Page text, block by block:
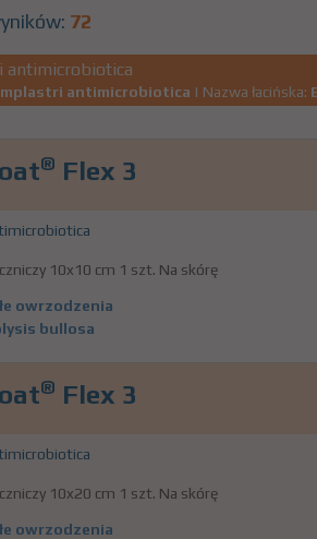
72
antimicrobiotica
antimicrobiotica | Nazwa łacińska:
® Flex 3
10x10 cm 1 szt. Na skórę
owrzodzenia
bullosa
® Flex 3
10x20 cm 1 szt. Na skórę
owrzodzenia